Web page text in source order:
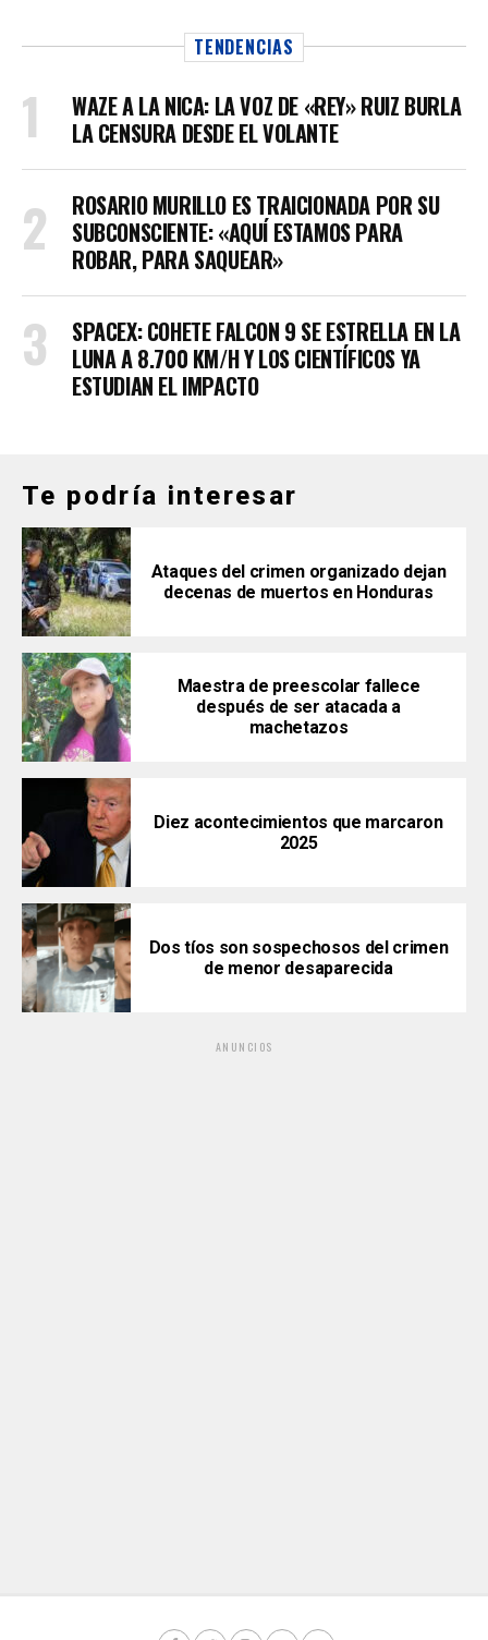
TENDENCIAS
WAZE A LA NICA: LA VOZ DE «REY» RUIZ BURLA
LA CENSURA DESDE EL VOLANTE
ROSARIO MURILLO ES TRAICIONADA POR SU
SUBCONSCIENTE: «AQUÍ ESTAMOS PARA
ROBAR, PARA SAQUEAR»
SPACEX: COHETE FALCON 9 SE ESTRELLA EN LA
LUNA A 8.700 KM/H Y LOS CIENTÍFICOS YA
ESTUDIAN EL IMPACTO
Te podría interesar
Ataques del crimen organizado dejan
decenas de muertos en Honduras
Maestra de preescolar fallece
después de ser atacada a
machetazos
Diez acontecimientos que marcaron
2025
Dos tíos son sospechosos del crimen
de menor desaparecida
ANUNCIOS